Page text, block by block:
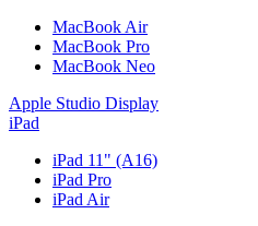
MacBook Air
MacBook Pro
MacBook Neo
Apple Studio Display
iPad
iPad 11" (A16)
iPad Pro
iPad Air